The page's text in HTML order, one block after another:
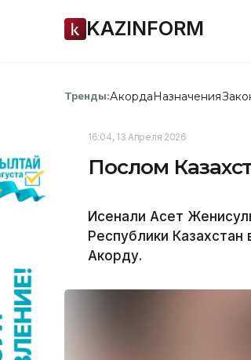
KAZINFORM
Тренды:АкордаНазначения
16:04, 13 Апреля 2026
Послом
Исенали Асет
Республики
Акорду.